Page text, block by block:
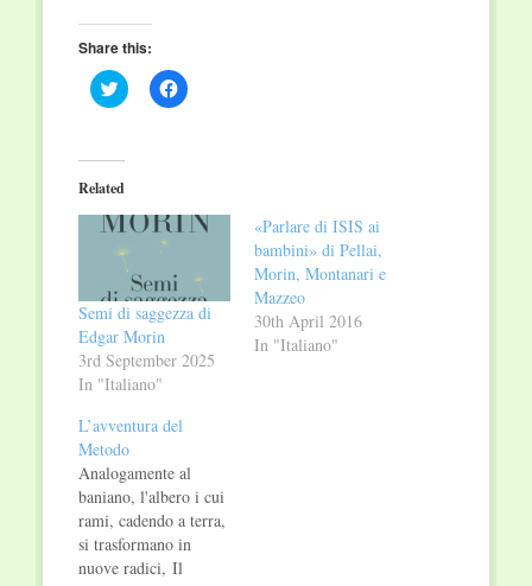
Share this:
Click
to
(Opens
in
new
Click
to
Related
Semi di saggezza di
Edgar Morin
3rd September 2025
In "Italiano"
«Parlare di ISIS ai
bambini» di Pellai,
Morin, Montanari e
Mazzeo
30th April 2016
In "Italiano"
L’avventura del
Metodo
Analogamente al
baniano, l'albero i cui
rami, cadendo a terra,
si trasformano in
nuove radici, Il